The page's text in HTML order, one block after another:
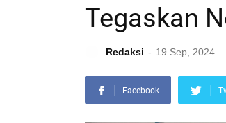
Tegaskan
Redaksi 19 Sep, 2024
Facebook